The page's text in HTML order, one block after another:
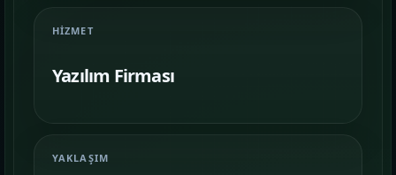
HIZMET
Yazılım Firması
YAKLAŞIM